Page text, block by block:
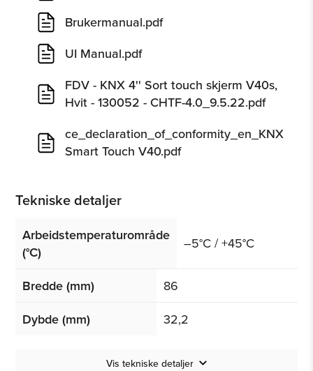
Brukermanual.pdf
UI Manual.pdf
FDV - KNX 4'' Sort touch skjerm V40s,
Hvit - 130052 - CHTF-4.0_9.5.22.pdf
ce_declaration_of_conformity_en_KNX
Smart Touch V40.pdf
Tekniske detaljer
Arbeidstemperaturområde
(°C)
–5°C / +45°C
Bredde (mm)
86
Dybde (mm)
32,2
Vis tekniske detaljer